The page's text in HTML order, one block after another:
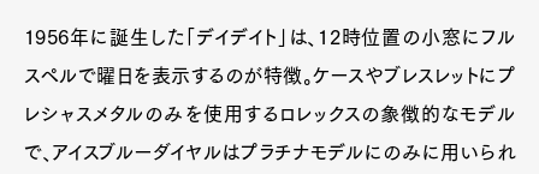
1956年に誕生した「デイデイト」は、12時位置の小窓にフル
スペルで曜日を表示するのが特徴。ケースやブレスレットにプ
レシャスメタルのみを使用するロレックスの象徴的なモデル
で、アイスブルーダイヤルはプラチナモデルにのみに用いられ